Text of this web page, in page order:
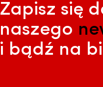
Zapisz się
naszego
i bądź na